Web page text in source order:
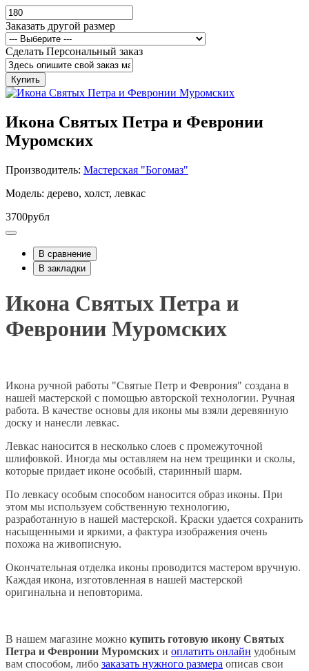
Заказать другой размер
Сделать Персональный заказ
Купить
Икона Святых Петра и Февронии
Муромских
Производитель: Мастерская "Богомаз"
Модель: дерево, холст, левкас
3700рубл
В сравнение
В закладки
Икона Святых Петра и
Февронии Муромских
Икона ручной работы "Святые Петр и Феврония" создана в
нашей мастерской с помощью авторской технологии. Ручная
работа. В качестве основы для иконы мы взяли деревянную
доску и нанесли левкас.
Левкас наносится в несколько слоев с промежуточной
шлифовкой. Иногда мы оставляем на нем трещинки и сколы,
которые придает иконе особый, старинный шарм.
По левкасу особым способом наносится образ иконы. При
этом мы используем собственную технологию,
разработанную в нашей мастерской. Краски удается сохранить
насыщенными и яркими, а фактура изображения очень
похожа на живописную.
Окончательная отделка иконы проводится мастером вручную.
Каждая икона, изготовленная в нашей мастерской
оригинальна и неповторима.
В нашем магазине можно купить готовую икону Святых
Петра и Февронии Муромских и оплатить онлайн удобным
вам способом, либо заказать нужного размера описав свои